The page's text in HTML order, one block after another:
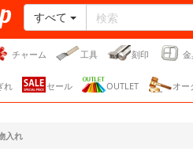
すべて
チャーム 工具 刻印
れ セール OUTLET オー
入れ